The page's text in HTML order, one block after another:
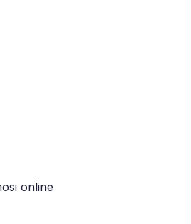
online